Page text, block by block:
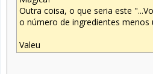
Outra coisa, o que seria este
o número de ingredientes menos
Valeu